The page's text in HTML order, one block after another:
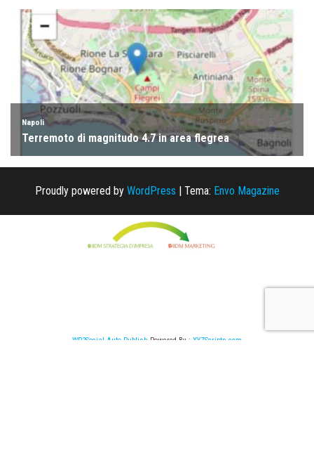
Proudly powered by WordPress | Tema: Envo Magazine
WP2Social Auto Publish Powered By : XYZScripts.com